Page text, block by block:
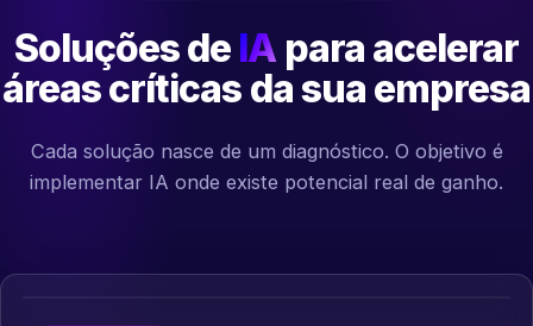
Soluções de IA para acelerar
áreas críticas da sua empresa
Cada solução nasce de um diagnóstico. O objetivo é
implementar IA onde existe potencial real de ganho.